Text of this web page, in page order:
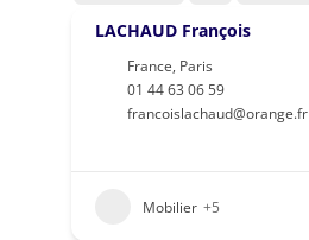
LACHAUD François
France, Paris
01 44 63 06 59
francoislachaud@orange.fr
Mobilier +5